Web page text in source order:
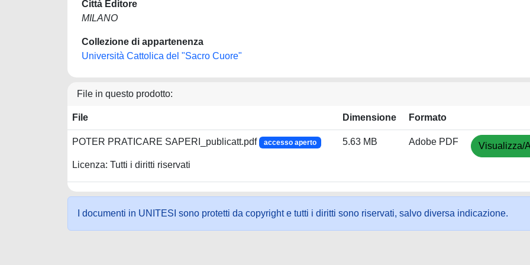
Città Editore
MILANO
Collezione di appartenenza
Università Cattolica del "Sacro Cuore"
File in questo prodotto:
File Dimensione Formato
POTER PRATICARE SAPERI_publicatt.pdf accesso aperto
Licenza: Tutti i diritti riservati
5.63 MB Adobe PDF Visualizza/
I documenti in UNITESI sono protetti da copyright e tutti i diritti sono riservati, salvo diversa indicazione.